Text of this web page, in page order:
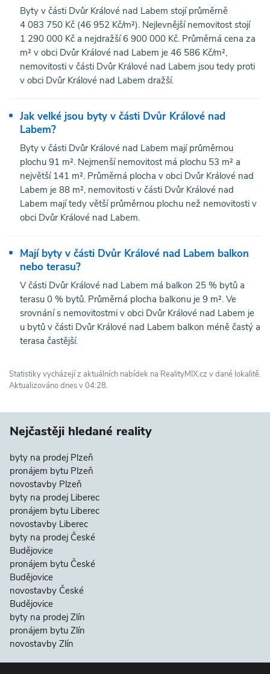
Byty v části Dvůr Králové nad Labem stojí průměrně
4 083 750 Kč (46 952 Kč/m²). Nejlevnější nemovitost stojí
1 290 000 Kč a nejdražší 6 900 000 Kč. Průměrná cena za
m² v obci Dvůr Králové nad Labem je 46 586 Kč/m²,
nemovitosti v části Dvůr Králové nad Labem jsou tedy proti
v obci Dvůr Králové nad Labem dražší.
Jak velké jsou byty v části Dvůr Králové nad
Labem?
Byty v části Dvůr Králové nad Labem mají průměrnou
plochu 91 m². Nejmenší nemovitost má plochu 53 m² a
největší 141 m². Průměrná plocha v obci Dvůr Králové nad
Labem je 88 m², nemovitosti v části Dvůr Králové nad
Labem mají tedy větší průměrnou plochu než nemovitosti v
obci Dvůr Králové nad Labem.
Mají byty v části Dvůr Králové nad Labem balkon
nebo terasu?
V části Dvůr Králové nad Labem má balkon 25 % bytů a
terasu 0 % bytů. Průměrná plocha balkonu je 9 m². Ve
srovnání s nemovitostmi v obci Dvůr Králové nad Labem je
u bytů v části Dvůr Králové nad Labem balkon méně častý a
terasa častější.
Statistiky vycházejí z aktuálních nabídek na RealityMIX.cz v dané lokalitě.
Aktualizováno dnes v 04:28.
Nejčastěji hledané reality
byty na prodej Plzeň
pronájem bytu Plzeň
novostavby Plzeň
byty na prodej Liberec
pronájem bytu Liberec
novostavby Liberec
byty na prodej České
Budějovice
pronájem bytu České
Budějovice
novostavby České
Budějovice
byty na prodej Zlín
pronájem bytu Zlín
novostavby Zlín